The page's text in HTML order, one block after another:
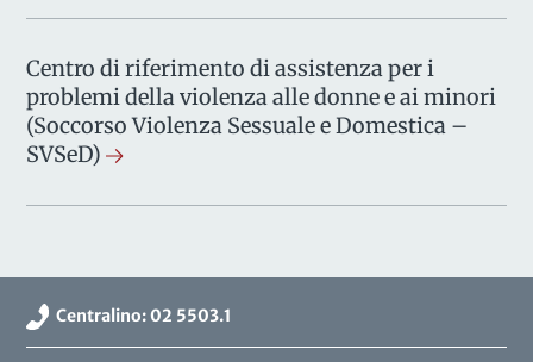
Centro di riferimento di assistenza per i
problemi della violenza alle donne e ai minori
(Soccorso Violenza Sessuale e Domestica –
SVSeD)
Centralino: 02 5503.1